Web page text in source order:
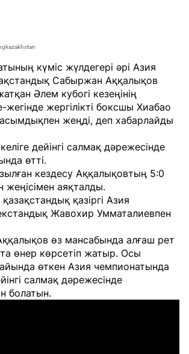
күміс жүлдегері әрі Азия
Сабыржан Аққалықов
Әлем кубогі кезеңінің
жергілікті боксшы Хиабао
жеңді, деп хабарлайды
дейінгі салмақ дәрежесінде
өтті.
кездесу Аққалықовтың 5:0
жеңісімен аяқталды.
қазіргі Азия
Жавохир Умматалиевпен
өз мансабында алғаш рет
өнер көрсетіп жатыр. Осы
өткен Азия чемпионатында
салмақ дәрежесінде
болатын.